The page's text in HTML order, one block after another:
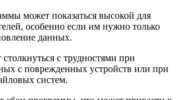
может показаться высокой для
особенно если им нужно только
данных.
с трудностями при
с поврежденных устройств или при
систем.